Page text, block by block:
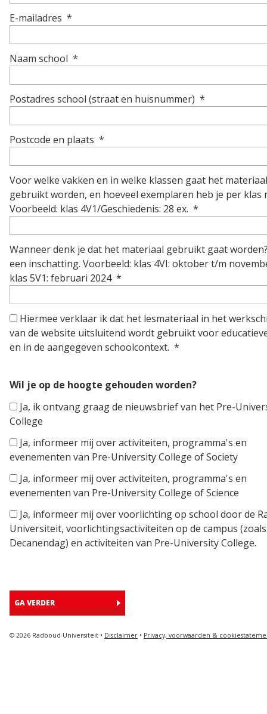
E-mailadres *
Naam school *
Postadres school (straat en huisnummer) *
Postcode en plaats *
Voor welke vakken en in welke klassen gaat het materiaal
gebruikt worden, en hoeveel exemplaren heb je per klas
Voorbeeld: klas 4V1/Geschiedenis: 28 ex. *
Wanneer denk je dat het materiaal gebruikt gaat
een inschatting. Voorbeeld: klas 4VI: oktober t/m
klas 5V1: februari 2024*
Hiermee verklaar ik dat het lesmateriaal in het
van de website uitsluitend wordt gebruikt voor
en in de aangegeven schoolcontext. *
Wil je op de hoogte gehouden worden?
Ja, ik ontvang graag de nieuwsbrief van het Pre-
College
Ja, informeer mij over activiteiten, programma's en
evenementen van Pre-University College of Society
Ja, informeer mij over activiteiten, programma's en
evenementen van Pre-University College of Science
Ja, informeer mij over voorlichting op school door de
Universiteit, voorlichtingsactiviteiten op de campus (zoals
Decanendag) en activiteiten van Pre-University College.
GA VERDER
© 2026 Radboud Universiteit • Disclaimer • Privacy, voorwaarden &